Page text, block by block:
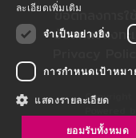
ข้อตกลงการใช้
ข้อตกลงลงทะ
Copyright
ละเอียดเพิ่มเติม
จำเป็นอย่างยิ่ง
การกำหนดเป้าหมา
แสดงรายละเอียด
ยอมรับทั้งหมด